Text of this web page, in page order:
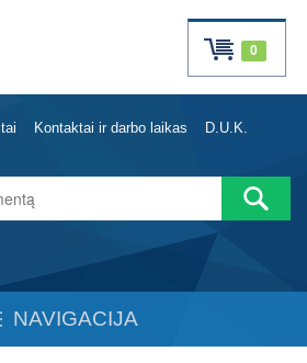
0
Kontaktai ir darbo laikas D.U.K.
NAVIGACIJA